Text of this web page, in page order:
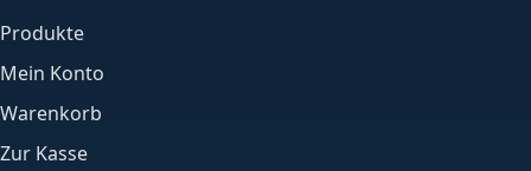
Produkte
Mein Konto
Warenkorb
Zur Kasse